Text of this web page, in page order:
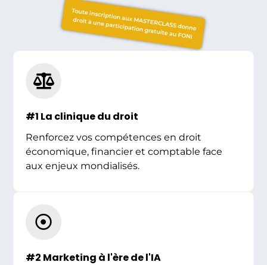
Toute inscription aux MASTERCLASS donne
droit à une participation gratuite au FONI
#1 La clinique du droit
Renforcez vos compétences en droit
économique, financier et comptable face
aux enjeux mondialisés.
#2 Marketing à l'ère de l'IA